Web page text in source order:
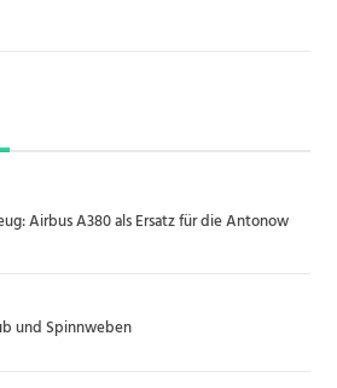
Airbus A380 als Ersatz für die Antonow
und Spinnweben